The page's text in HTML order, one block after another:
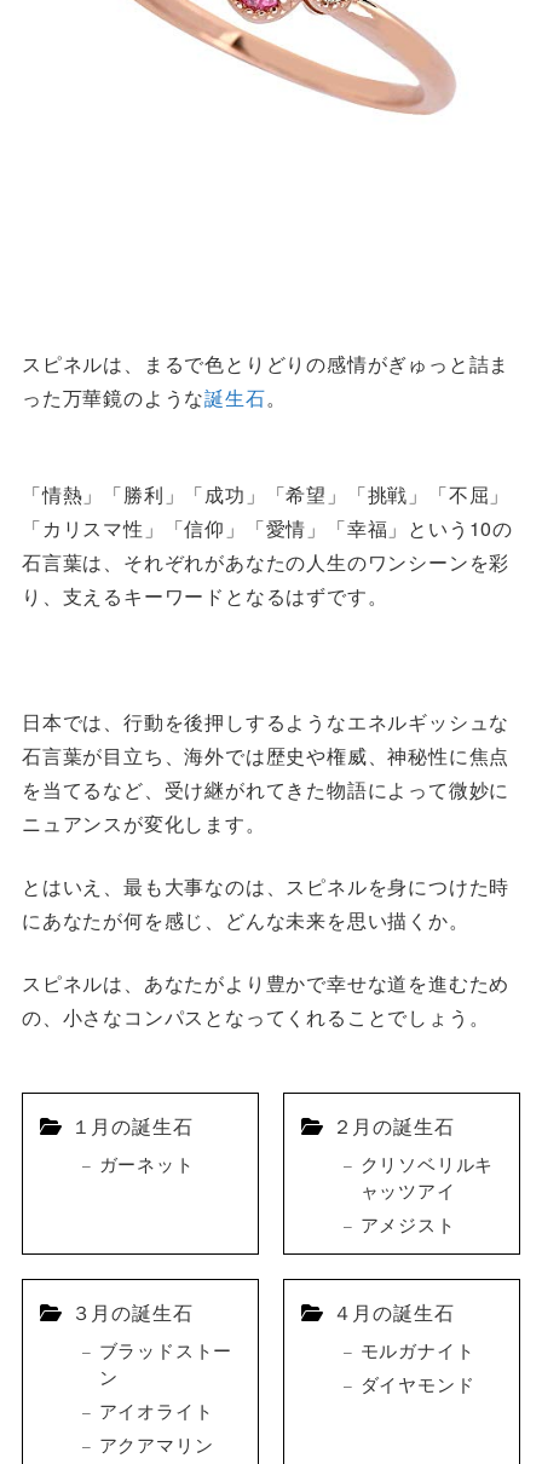
スピネルは、まるで色とりどりの感情がぎゅっと詰ま
った万華鏡のような誕生石。
「情熱」「勝利」「成功」「希望」「挑戦」「不屈」
「カリスマ性」「信仰」「愛情」「幸福」という10の
石言葉は、それぞれがあなたの人生のワンシーンを彩
り、支えるキーワードとなるはずです。
日本では、行動を後押しするようなエネルギッシュな
石言葉が目立ち、海外では歴史や権威、神秘性に焦点
を当てるなど、受け継がれてきた物語によって微妙に
ニュアンスが変化します。
とはいえ、最も大事なのは、スピネルを身につけた時
にあなたが何を感じ、どんな未来を思い描くか。
スピネルは、あなたがより豊かで幸せな道を進むため
の、小さなコンパスとなってくれることでしょう。
１月の誕生石
ガーネット
２月の誕生石
クリソベリルキ
ャッツアイ
アメジスト
３月の誕生石
ブラッドストー
ン
アイオライト
アクアマリン
４月の誕生石
モルガナイト
ダイヤモンド